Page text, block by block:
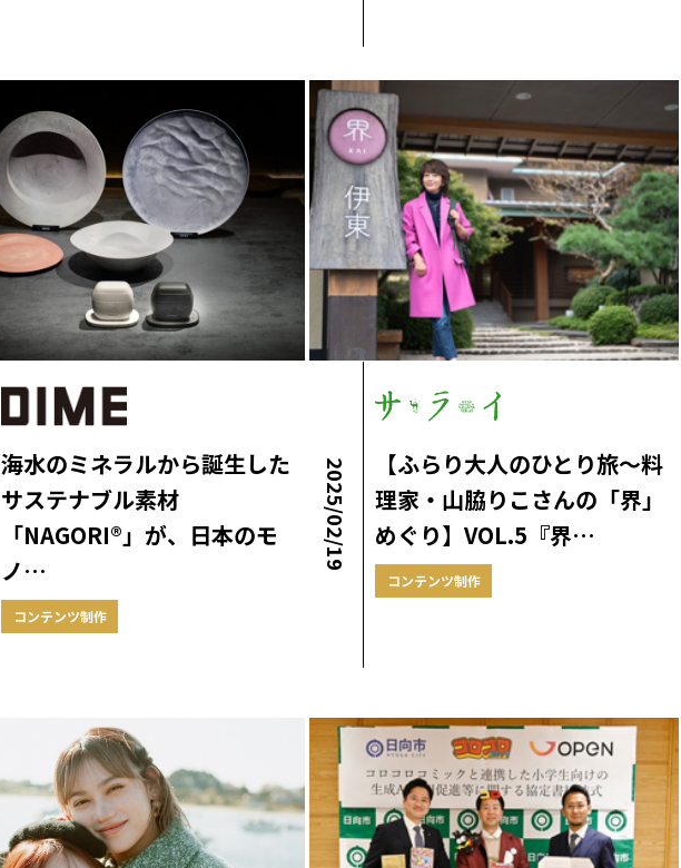
海水のミネラルから誕生した
サステナブル素材
「NAGORI®」が、日本のモ
ノ…
コンテンツ制作
2025/02/19
【ふらり大人のひとり旅～料
理家・山脇りこさんの「界」
めぐり】VOL.5『界…
コンテンツ制作